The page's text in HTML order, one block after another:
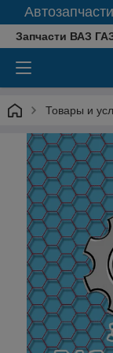
Запчасти ВАЗ
Товары и